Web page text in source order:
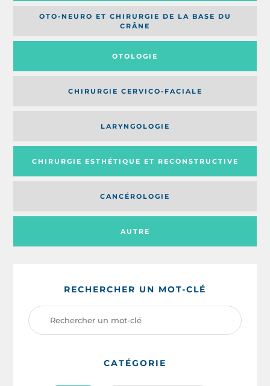
OTO-NEURO ET CHIRURGIE DE LA BASE DU
CRÂNE
OTOLOGIE
CHIRURGIE CERVICO-FACIALE
AUTRE
LARYNGOLOGIE
CHIRURGIE ESTHÉTIQUE ET RECONSTRUCTIVE
CANCÉROLOGIE
RECHERCHER UN MOT-CLÉ
CATÉGORIE